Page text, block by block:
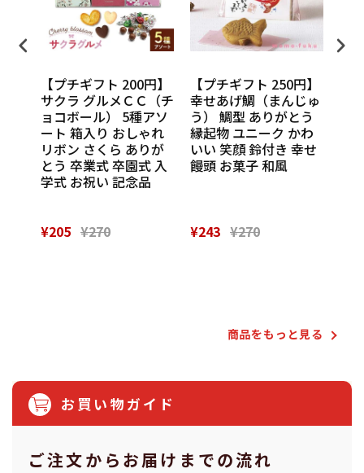
【プチギフト 200円】
サクラ グルメＣＣ（チ
ョコボール） 5種アソ
ート 箱入り おしゃれ
リボン さくら ありが
とう 卒業式 卒園式 入
学式 お祝い 記念品
¥205 ¥270
【プチギフト 250円】
幸せあげ鯛（まんじゅ
う） 鯛型 ありがとう
縁起物 ユニーク かわ
いい 笑顔 鈴付き 幸せ
饅頭 お菓子 和風
¥243 ¥270
商品をもっと⾒る
お買い物ガイド
ご注⽂からお届けまでの流れ